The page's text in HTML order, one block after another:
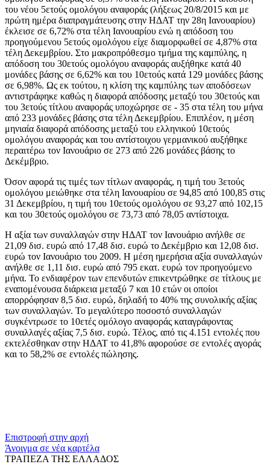
του νέου 5ετούς ομολόγου αναφοράς (λήξεως 20/8/2015 και με
πρώτη ημέρα διαπραγμάτευσης στην ΗΔΑΤ την 28η Ιανουαρίου)
έκλεισε σε 6,72% στα τέλη Ιανουαρίου ενώ η απόδοση του
προηγούμενου 5ετούς ομολόγου είχε διαμορφωθεί σε 4,87% στα
τέλη Δεκεμβρίου. Στο μακροπρόθεσμο τμήμα της καμπύλης, η
απόδοση του 30ετούς ομολόγου αναφοράς αυξήθηκε κατά 40
μονάδες βάσης σε 6,62% και του 10ετούς κατά 129 μονάδες βάσης
σε 6,98%. Ως εκ τούτου, η κλίση της καμπύλης των αποδόσεων
αντιστράφηκε καθώς η διαφορά απόδοσης μεταξύ του 30ετούς και
του 3ετούς τίτλου αναφοράς υποχώρησε σε - 35 στα τέλη του μήνα
από 233 μονάδες βάσης στα τέλη Δεκεμβρίου. Επιπλέον, η μέση
μηνιαία διαφορά απόδοσης μεταξύ του ελληνικού 10ετούς
ομολόγου αναφοράς και του αντίστοιχου γερμανικού αυξήθηκε
περαιτέρω τον Ιανουάριο σε 273 από 226 μονάδες βάσης το
Δεκέμβριο.
Όσον αφορά τις τιμές των τίτλων αναφοράς, η τιμή του 3ετούς
ομολόγου μειώθηκε στα τέλη Ιανουαρίου σε 94,85 από 100,85 στις
31 Δεκεμβρίου, η τιμή του 10ετούς ομολόγου σε 93,27 από 102,15
και του 30ετούς ομολόγου σε 73,73 από 78,05 αντίστοιχα.
Η αξία των συναλλαγών στην ΗΔΑΤ τον Ιανουάριο ανήλθε σε
21,09 δισ. ευρώ από 17,48 δισ. ευρώ το Δεκέμβριο και 12,08 δισ.
ευρώ τον Ιανουάριο του 2009. Η μέση ημερήσια αξία συναλλαγών
ανήλθε σε 1,11 δισ. ευρώ από 795 εκατ. ευρώ τον προηγούμενο
μήνα. Το ενδιαφέρον των επενδυτών επικεντρώθηκε σε τίτλους με
εναπομένουσα διάρκεια μεταξύ 7 και 10 ετών οι οποίοι
απορρόφησαν 8,5 δισ. ευρώ, δηλαδή το 40% της συνολικής αξίας
των συναλλαγών. Το μεγαλύτερο ποσοστό συναλλαγών
συγκέντρωσε το 10ετές ομόλογο αναφοράς καταγράφοντας
συναλλαγές αξίας 7,5 δισ. ευρώ. Τέλος, από τις 4.151 εντολές που
εκτελέσθηκαν στην ΗΔΑΤ το 41,8% αφορούσε σε εντολές αγοράς
και το 58,2% σε εντολές πώλησης.
Επιστροφή στην αρχή
Άνοιγμα σε νέα καρτέλα
ΤΡΑΠΕΖΑ ΤΗΣ ΕΛΛΑΔΟΣ